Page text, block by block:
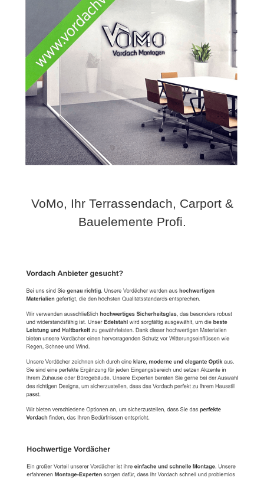
VoMo, Ihr Terrassendach, Carport &
Bauelemente Profi.